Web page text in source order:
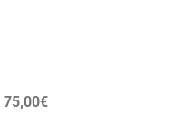
75,00€